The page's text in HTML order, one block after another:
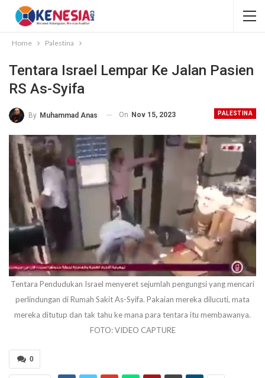
Home Palestina
Tentara Israel Lempar Ke Jalan Pasien
RS As-Syifa
PALESTINA
By Muhammad Anas On Nov 15, 2023
Tentara Pendudukan Israel menyeret sejumlah pengungsi yang mencari
perlindungan di Rumah Sakit As-Syifa. Pakaian mereka dilucuti, mata
mereka ditutup dan tak tahu ke mana para tentara itu membawanya.
FOTO: VIDEO CAPTURE
0